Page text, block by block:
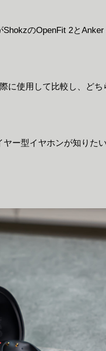
のOpenFit 2と
に使用して比較し、ど
ー型イヤホンが知りた